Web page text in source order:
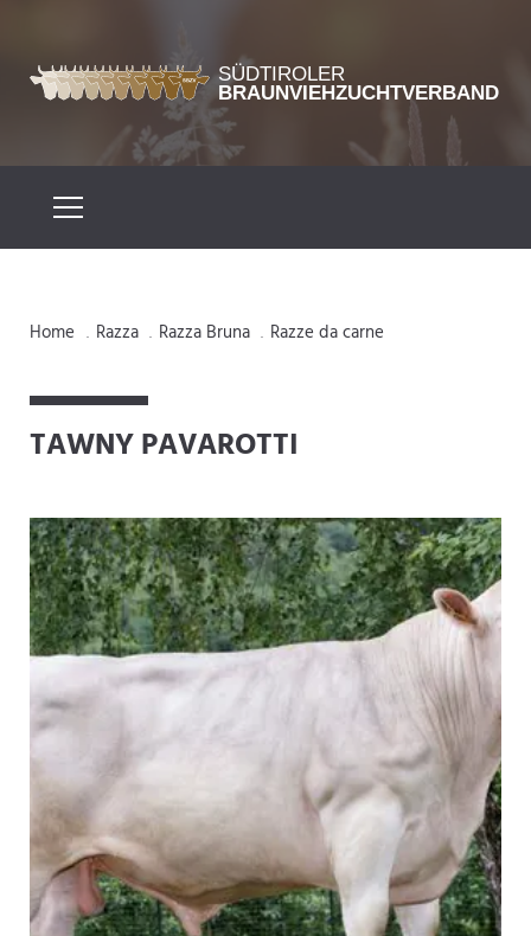
Home . Razza . Razza Bruna . Razze da carne
TAWNY PAVAROTTI